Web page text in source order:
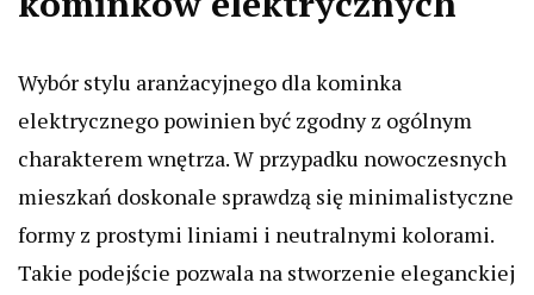
Wybór stylu aranżacyjnego dla kominka
elektrycznego powinien być zgodny z ogólnym
charakterem wnętrza. W przypadku nowoczesnych
mieszkań doskonale sprawdzą się minimalistyczne
formy z prostymi liniami i neutralnymi kolorami.
Takie podejście pozwala na stworzenie eleganckiej